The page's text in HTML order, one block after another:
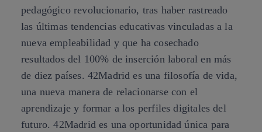
pedagógico revolucionario, tras haber rastreado
las últimas tendencias educativas vinculadas a la
nueva empleabilidad y que ha cosechado
resultados del 100% de inserción laboral en más
de diez países. 42Madrid es una filosofía de vida,
una nueva manera de relacionarse con el
aprendizaje y formar a los perfiles digitales del
futuro. 42Madrid es una oportunidad única para